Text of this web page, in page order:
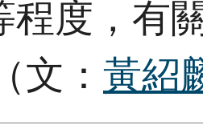
程度，有
文： 黃紹